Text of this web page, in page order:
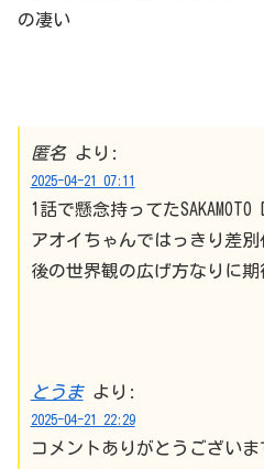
の凄い
匿名 より:
2025-04-21 07:11
1話で懸念持ってたSAKAMOTO
アオイちゃんではっきり差
後の世界観の広げ方なりに期
とうま より:
2025-04-21 22:29
コメントありがとうございま